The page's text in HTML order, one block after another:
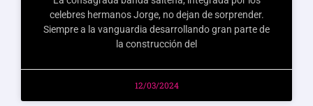
celebres hermanos Jorge, no dejan de sorprender.
Siempre a la vanguardia desarrollando gran parte de
la construcción del
12/03/2024